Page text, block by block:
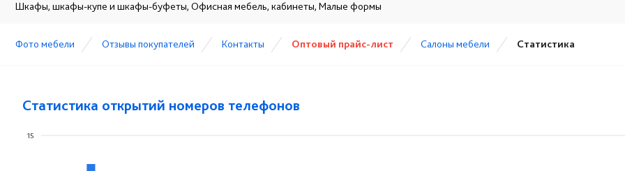
Шкафы, шкафы-купе и шкафы-буфеты, Офисная мебель, кабинеты, Малые формы
Фото мебели Отзывы покупателей Контакты Оптовый прайс-лист Cалоны мебели Статистика
Статистика открытий номеров телефонов
15